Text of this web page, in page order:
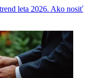
leta 2026. Ako nosiť